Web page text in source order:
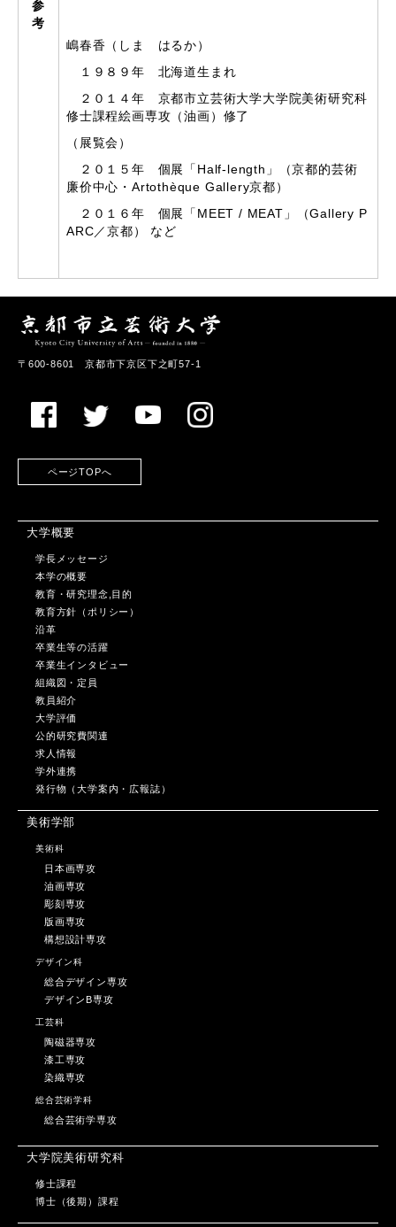
参
考
嶋春香（しま はるか）
１９８９年 北海道生まれ
２０１４年 京都市立芸術大学大学院美術研究科
修士課程絵画専攻（油画）修了
（展覧会）
２０１５年 個展「Half-length」（京都的芸術
廉价中心・Artothèque Gallery京都）
２０１６年 個展「MEET / MEAT」（Gallery P
ARC／京都） など
〒600-8601 京都市下京区下之町57-1
ページTOPへ
大学概要
学長メッセージ
本学の概要
教育・研究理念,目的
教育方針（ポリシー）
沿革
卒業生等の活躍
卒業生インタビュー
組織図・定員
教員紹介
大学評価
公的研究費関連
求人情報
学外連携
発行物（大学案内・広報誌）
美術学部
美術科
日本画専攻
油画専攻
彫刻専攻
版画専攻
構想設計専攻
デザイン科
総合デザイン専攻
デザインB専攻
工芸科
陶磁器専攻
漆工専攻
染織専攻
総合芸術学科
総合芸術学専攻
大学院美術研究科
修士課程
博士（後期）課程